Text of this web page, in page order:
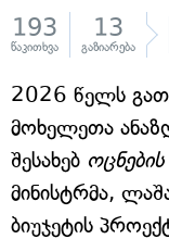
193
წაკითხვა
13
გაზიარება
2026 წელს
მოხელეთა
შესახებ ოცნების
მინისტრმა,
ბიუჯეტის